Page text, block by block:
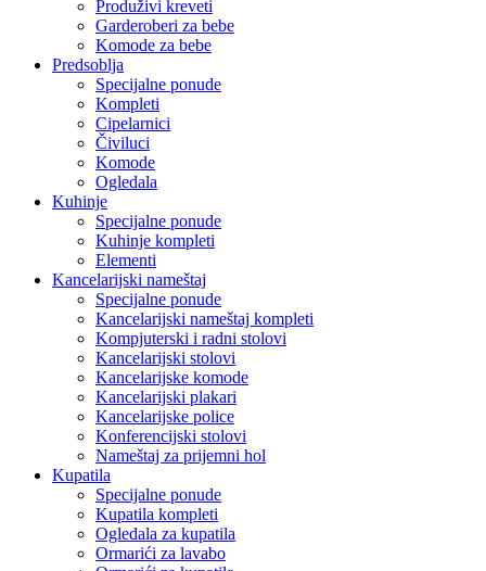
Produživi kreveti
Garderoberi za bebe
Komode za bebe
Predsoblja
Specijalne ponude
Kompleti
Cipelarnici
Čiviluci
Komode
Ogledala
Kuhinje
Specijalne ponude
Kuhinje kompleti
Elementi
Kancelarijski nameštaj
Specijalne ponude
Kancelarijski nameštaj kompleti
Kompjuterski i radni stolovi
Kancelarijski stolovi
Kancelarijske komode
Kancelarijski plakari
Kancelarijske police
Konferencijski stolovi
Nameštaj za prijemni hol
Kupatila
Specijalne ponude
Kupatila kompleti
Ogledala za kupatila
Ormarići za lavabo